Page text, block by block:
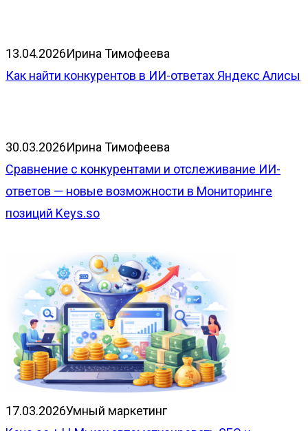
13.04.2026Ирина Тимофеева
Как найти конкурентов в ИИ-ответах Яндекс Алисы
30.03.2026Ирина Тимофеева
Сравнение с конкурентами и отслеживание ИИ-
ответов — новые возможности в Мониторинге
позиций Keys.so
17.03.2026Умный маркетинг